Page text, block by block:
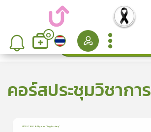
0
เรียงลำดับ
คอร์สประชุมวิชาการ
MDCU TALK 8: My own “Juggler story”